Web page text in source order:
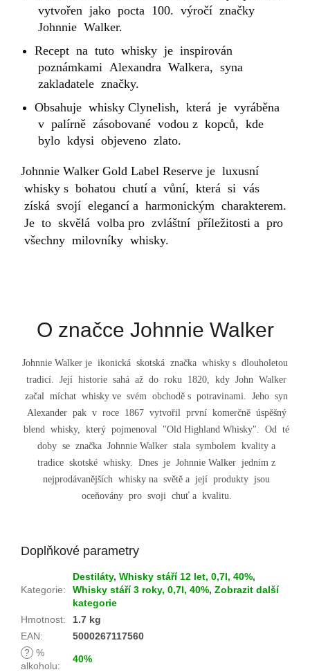
vytvořen jako pocta 100. výročí značky
Johnnie Walker.
Recept na tuto whisky je inspirován
poznámkami Alexandra Walkera, syna
zakladatele značky.
Obsahuje whisky Clynelish, která je vyráběna
v palírně zásobované vodou z kopců, kde
bylo kdysi objeveno zlato.
Johnnie Walker Gold Label Reserve je luxusní
whisky s bohatou chutí a vůní, která si vás
získá svojí elegancí a harmonickým charakterem.
Je to skvělá volba pro zvláštní příležitosti a pro
všechny milovníky whisky.
O značce Johnnie Walker
Johnnie Walker je ikonická skotská značka whisky s dlouholetou
tradicí. Její historie sahá až do roku 1820, kdy John Walker
začal míchat whisky ve svém obchodě s potravinami. Jeho syn
Alexander pak v roce 1867 vytvořil první komerčně úspěšný
blend whisky, který pojmenoval "Old Highland Whisky". Od té
doby se značka Johnnie Walker stala symbolem kvality a
tradice skotské whisky. Dnes je Johnnie Walker jedním z
nejprodávanějších whisky na světě a její produkty jsou
oceňovány pro svoji chuť a kvalitu.
Doplňkové parametry
Kategorie:
Destiláty, Whisky stáří 12 let, 0,7l, 40%,
Whisky stáří 3 roky, 0,7l, 40%, Zobrazit další
kategorie
Hmotnost:
1.7 kg
EAN:
5000267117560
? %
alkoholu:
40%